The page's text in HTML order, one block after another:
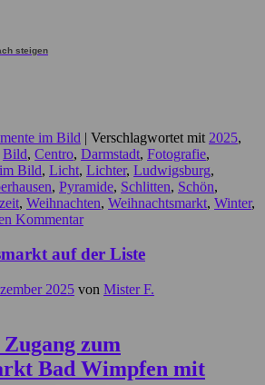
steigen
im Bild | Verschlagwortet mit 2025,
Bild, Centro, Darmstadt, Fotografie,
im Bild, Licht, Lichter, Ludwigsburg,
, Pyramide, Schlitten, Schön,
, Weihnachten, Weihnachtsmarkt, Winter,
Kommentar
auf der Liste
2025 von Mister F.